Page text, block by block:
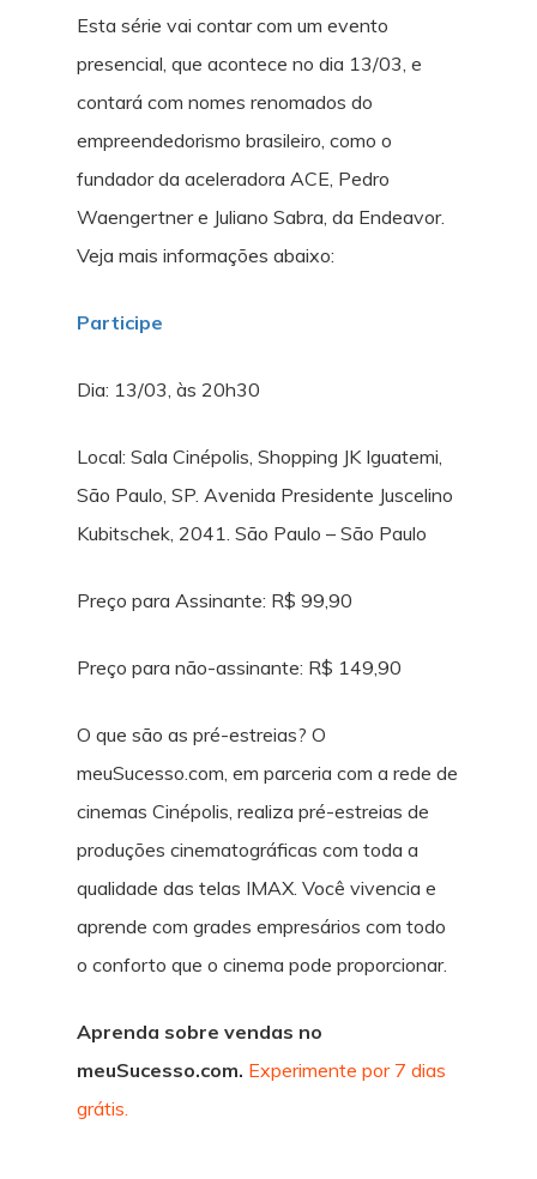
Esta série vai contar com um evento
presencial, que acontece no dia 13/03, e
contará com nomes renomados do
empreendedorismo brasileiro, como o
fundador da aceleradora ACE, Pedro
Waengertner e Juliano Sabra, da Endeavor.
Veja mais informações abaixo:
Participe
Dia: 13/03, às 20h30
Local: Sala Cinépolis, Shopping JK Iguatemi,
São Paulo, SP. Avenida Presidente Juscelino
Kubitschek, 2041. São Paulo – São Paulo
Preço para Assinante: R$ 99,90
Preço para não-assinante: R$ 149,90
O que são as pré-estreias? O
meuSucesso.com, em parceria com a rede de
cinemas Cinépolis, realiza pré-estreias de
produções cinematográficas com toda a
qualidade das telas IMAX. Você vivencia e
aprende com grades empresários com todo
o conforto que o cinema pode proporcionar.
Aprenda sobre vendas no
meuSucesso.com. Experimente por 7 dias
grátis.